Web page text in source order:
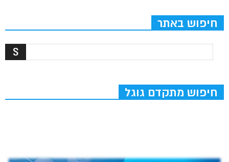
חיפוש באתר
חיפוש מתקדם גוגל